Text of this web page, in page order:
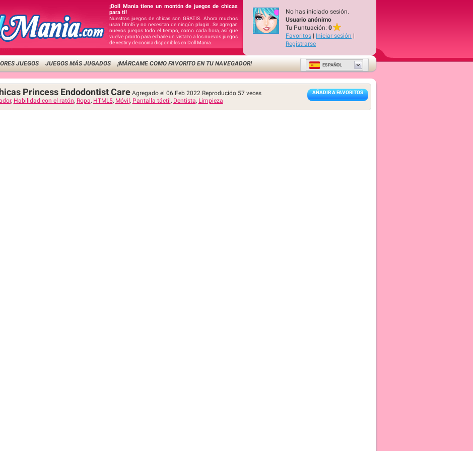
¡Doll Mania tiene un montón de juegos de chicas
para ti!
Nuestros juegos de chicas son GRATIS. Ahora muchos
usan html5 y no necesitan de ningún plugin. Se agregan
nuevos juegos todo el tiempo, como cada hora, así que
vuelve pronto para echarle un vistazo a los nuevos juegos
de vestir y de cocina disponibles en Doll Mania.
No has iniciado sesión.
Usuario anónimo
Tu Puntuación: 0
Favoritos | Iniciar sesión |
Registrarse
JUEGOS JUEGOS MÁS JUGADOS ¡MÁRCAME COMO FAVORITO EN TU NAVEGADOR! ESPAÑOL
AÑADIR A FAVORITOS
Princess Endodontist Care Agregado el 06 Feb 2022 Reproducido 57 veces
, Habilidad con el ratón, Ropa, HTML5, Móvil , Pantalla táctil , Dentista, Limpieza